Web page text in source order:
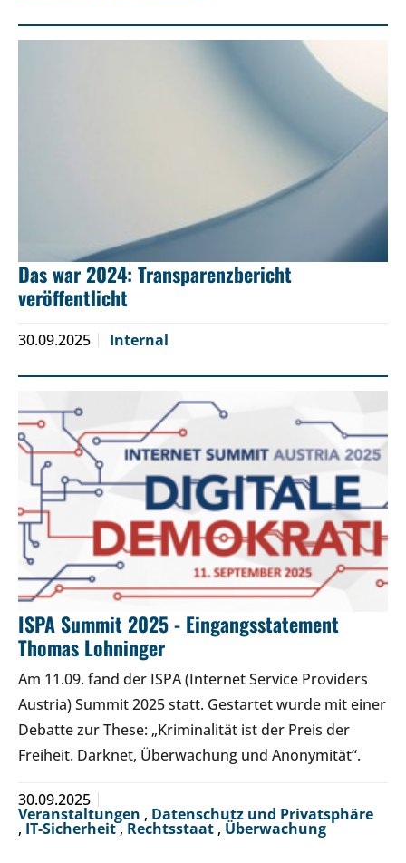
Das war 2024: Transparenzbericht
veröffentlicht
30.09.2025 Internal
ISPA Summit 2025 - Eingangsstatement
Thomas Lohninger
Am 11.09. fand der ISPA (Internet Service Providers
Austria) Summit 2025 statt. Gestartet wurde mit einer
Debatte zur These: „Kriminalität ist der Preis der
Freiheit. Darknet, Überwachung und Anonymität“.
30.09.2025
Veranstaltungen , Datenschutz und Privatsphäre
, IT-Sicherheit, Rechtsstaat , Überwachung